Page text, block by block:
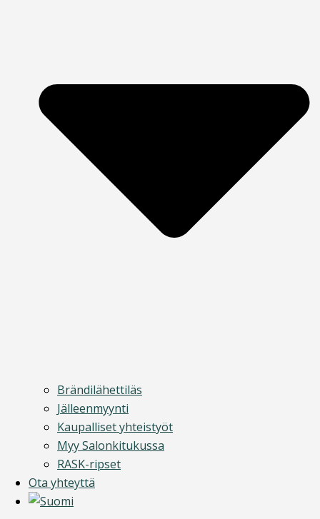
Brändilähettiläs
Jälleenmyynti
Kaupalliset yhteistyöt
Myy Salonkitukussa
RASK-ripset
Ota yhteyttä